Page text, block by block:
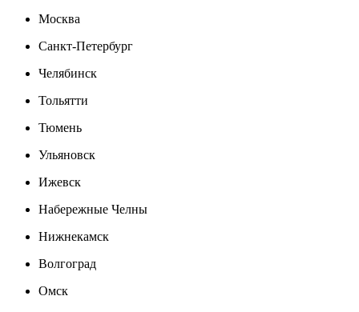
Москва
Санкт-Петербург
Челябинск
Тольятти
Тюмень
Ульяновск
Ижевск
Набережные Челны
Нижнекамск
Волгоград
Омск